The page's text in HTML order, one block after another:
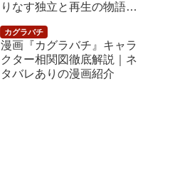
りなす独立と再生の物語
漫画『カグラバチ』キャラ
クター相関図徹底解説｜ネ
タバレありの漫画紹介